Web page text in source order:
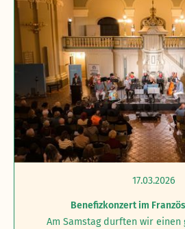
17.03.2026
Benefizkonzert im
Am Samstag durften wir einen